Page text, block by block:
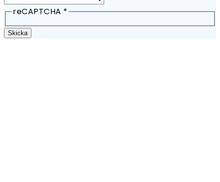
reCAPTCHA *
Skicka